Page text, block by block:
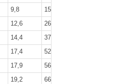
9,8
151,0
12,6
264,0
14,4
379,0
17,4
523,0
17,9
565,0
19,2
663,0